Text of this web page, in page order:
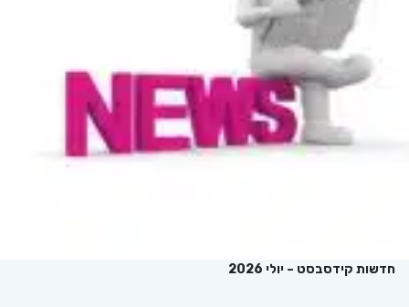
חדשות קידסבסט – יולי 2026